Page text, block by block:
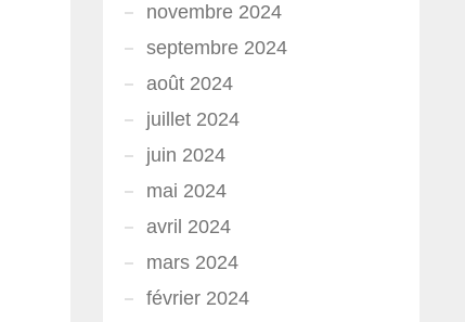
novembre 2024
septembre 2024
août 2024
juillet 2024
juin 2024
mai 2024
avril 2024
mars 2024
février 2024